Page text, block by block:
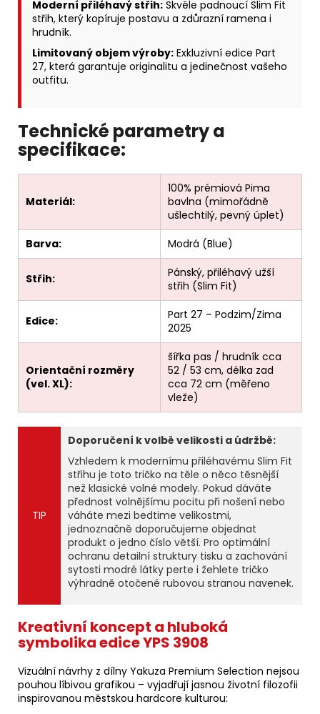
Moderní přiléhavý střih: Skvěle padnoucí Slim Fit
střih, který kopíruje postavu a zdůrazní ramena i
hrudník.
Limitovaný objem výroby: Exkluzivní edice Part
27, která garantuje originalitu a jedinečnost vašeho
outfitu.
Technické parametry a
specifikace:
Materiál:
100% prémiová Pima
bavlna (mimořádně
ušlechtilý, pevný úplet)
Barva:
Modrá (Blue)
Střih:
Pánský, přiléhavý užší
střih (Slim Fit)
Edice:
Part 27 – Podzim/Zima
2025
Orientační rozměry
(vel. XL):
šířka pas / hrudník cca
52 / 53 cm, délka zad
cca 72 cm (měřeno
vleže)
TIP
Doporučení k volbě velikosti a údržbě:
Vzhledem k modernímu přiléhavému Slim Fit
střihu je toto tričko na těle o něco těsnější
než klasické volné modely. Pokud dáváte
přednost volnějšímu pocitu při nošení nebo
váháte mezi bedtime velikostmi,
jednoznačně doporučujeme objednat
produkt o jedno číslo větší. Pro optimální
ochranu detailní struktury tisku a zachování
sytosti modré látky perte i žehlete tričko
výhradně otočené rubovou stranou navenek.
Kreativní koncept a hluboká
symbolika edice YPS 3908
Vizuální návrhy z dílny Yakuza Premium Selection nejsou
pouhou líbivou grafikou – vyjadřují jasnou životní filozofii
inspirovanou městskou hardcore kulturou: